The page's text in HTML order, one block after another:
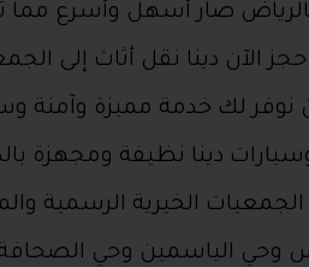
بالرياض صار أسهل وأسرع
على الرقم 0556723860 واحجز الآن دينا نقل
نوفر لك خدمة مميزة وآمنة
دينا نظيفة ومجهزة
الخيرية الرسمية
وحي الياسمين وحي